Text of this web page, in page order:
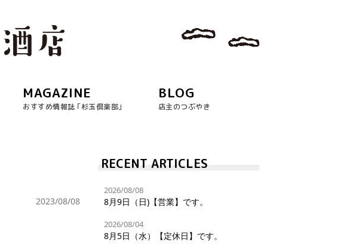
MAGAZINE
おすすめ情報誌 ｢杉玉倶楽部｣
BLOG
店主のつぶやき
2023/08/08
RECENT ARTICLES
2026/08/08
8月9日（日)【営業】です。
2026/08/04
8月5日（水）【定休日】です。